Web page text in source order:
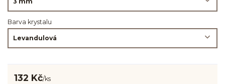
Barva krystalu
132 Kč/ks